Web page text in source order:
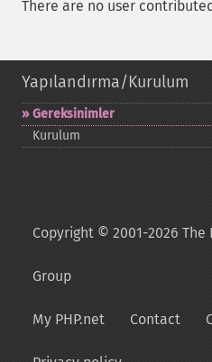
There are no user
Yapılandırma/Kurulum
Gereksinimler
Kurulum
Copyright © 2001-2026 The
Group
My PHP.net Contact